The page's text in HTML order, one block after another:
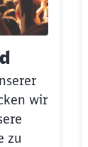
wir
zu